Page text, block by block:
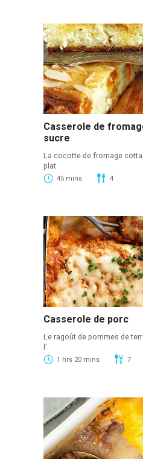
Casserole de
sucre
La cocotte de fromage
plat
45 mins 4
Casserole de porc
Le ragoût de pommes de
l’
1 hrs 20 mins 7